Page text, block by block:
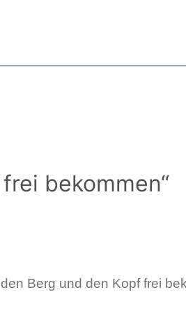
bekommen“
Berg und den Kopf frei